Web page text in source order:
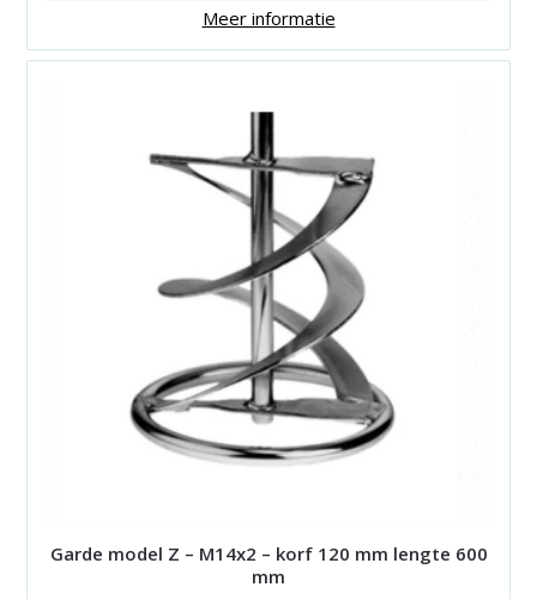
Meer informatie
Garde model Z – M14x2 – korf 120 mm lengte 600
mm